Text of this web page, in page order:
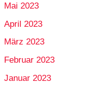
Mai 2023
April 2023
März 2023
Februar 2023
Januar 2023